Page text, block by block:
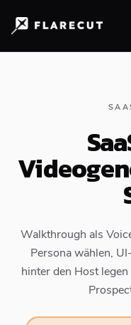
Walkthrough als
Persona wählen,
hinter den Host